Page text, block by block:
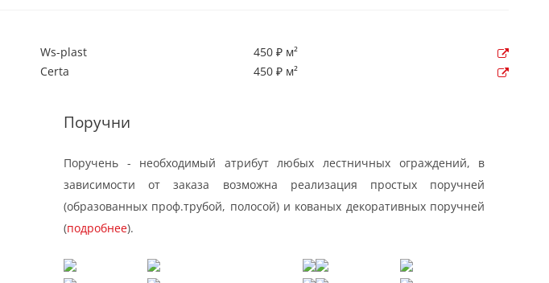
Ws-plast
450 ₽ м²
Certa
450 ₽ м²
Поручни
Поручень - необходимый атрибут любых лестничных ограждений, в
зависимости от заказа возможна реализация простых поручней
(образованных проф.трубой, полосой) и кованых декоративных поручней
(подробнее).